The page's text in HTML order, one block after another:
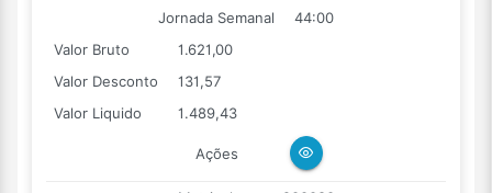
Jornada Semanal
44:00
Valor Bruto
1.621,00
Valor Desconto
131,57
Valor Liquido
1.489,43
Ações